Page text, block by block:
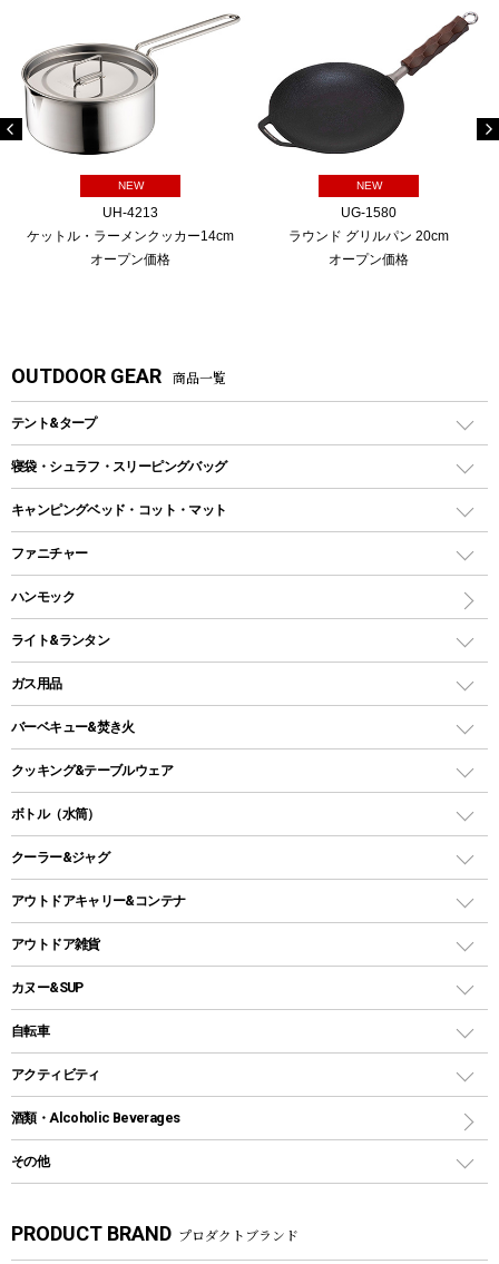
NEW
UH-4213
ケットル・ラーメンクッカー14cm
オープン価格
NEW
UG-1580
ラウンド グリルパン 20cm
オープン価格
OUTDOOR GEAR 商品一覧
テント&タープ
テント
ツールームテント
ワンポールテント
シェルターテント
ロッジ型・オリジナルテント
タープ
スクエアタープ（レクタタープ）
メッシュタープ
自立式タープ
パラソル
テントアクセサリー
ペグ
グランドシート
ガイドロープ
ツール
寝袋・シュラフ・スリーピングバッグ
レクタングラー型（封筒型）シュラフ
インナーシュラフ
キャンピングベッド・コット・マット
キャンピングベッド・コット
インフレータブルマット
ファニチャー
アウトドアテーブル
レジャーシート
ハンモック
ライト&ランタン
LEDランタン
ガスランタン
オイルランタン
LEDライト
ヘッドライト
キャンドル
ガス用品
ガスバーナー
ガス缶
ガストーチ、ライター
バーベキュー&焚き火
バーベキューコンロ、グリル
焚き火台タイプ（ロースタイル）グリル
卓上タイプグリル
パーティータイプグリル
鉄板、アミ
焚き火台&ストーブ
火起こし
バーベキューツール
クッキング&テーブルウェア
ダッチオーブン
ホットサンドメーカー
クッカーセット
シェラカップ
クッキングツール
ナイフ
カトラリー
マグカップ、カップ
ボトル（水筒）
ステンレスボトル
コップ付きタイプ
ワンタッチタイプ
プラスチックボトル
ディズニーボトル
クーラー&ジャグ
クーラーボックス
クーラーバッグ
ウォータージャグ
保冷剤
アウトドアキャリー&コンテナ
アウトドアキャリー
アウトドア雑貨
バックパック&バッグ
リュック、バックパック
トートバッグ、サコッシュ
ショッピングキャリー
その他アウトドア雑貨
カヌー&SUP
インフレータブル
カヤック
パドル
ヘルメット
自転車
折りたたみ自転車
スポーツサイクル
シティサイクル
アクティビティ
マリン
ラッシュガード
酒類・Alcoholic Beverages
その他
湯たんぽ
PRODUCT BRAND プロダクトブランド